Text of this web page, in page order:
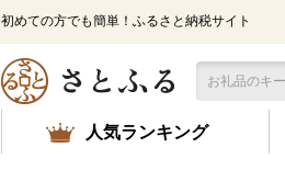
初めての方でも簡単！ふるさと納税サイト
人気ランキング